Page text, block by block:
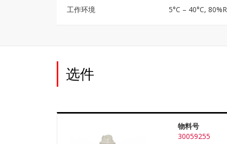
工作环境 5°C – 40°C,
选件
物料号
30059255